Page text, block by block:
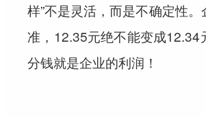
样”不是灵活，而是不确定性
准，12.35元绝不能变成12.34
分钱就是企业的利润！